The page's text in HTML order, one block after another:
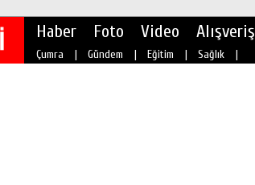
Haber Foto Video Alışveriş
Çumra | Gündem | Eğitim | Sağlık |